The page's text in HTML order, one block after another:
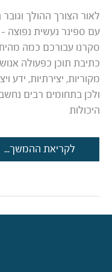
לאור הצורך ההולך
עם ספינר נעשית נפוצה
סקרנו עבורכם כמה
כתיבת תוכן כפעולה
מקוריות, יצירתיות, ידע
ולכן בתחומים רבים
היכולות
כתיבת
תוכן
היתרונות
לקריאת ההמשך...